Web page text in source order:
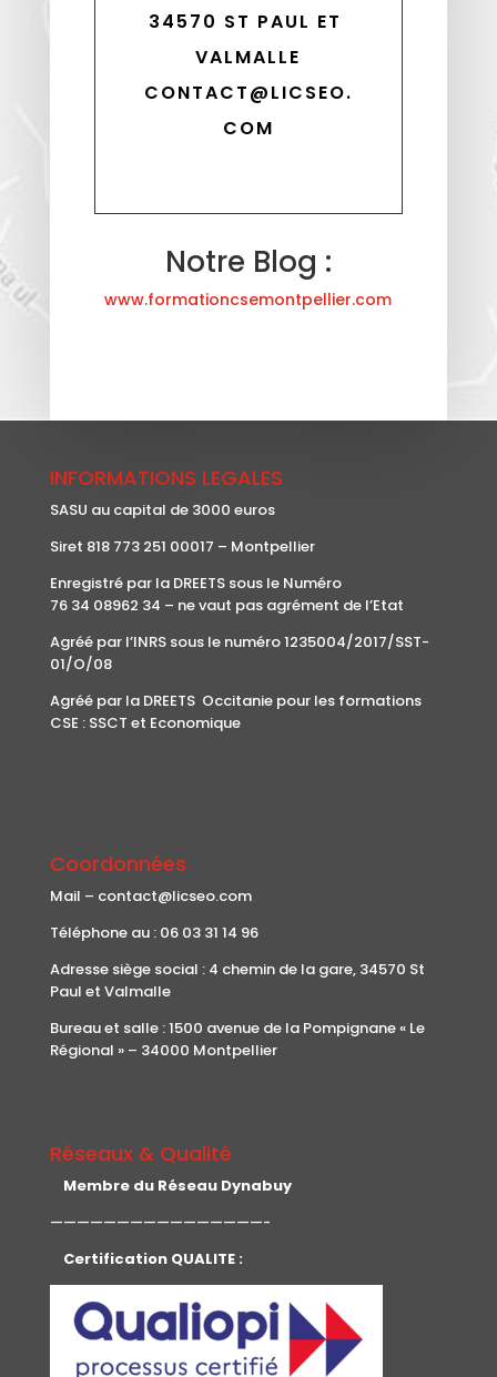
34570 ST PAUL ET
VALMALLE
CONTACT@LICSEO.
COM
Notre Blog :
www.formationcsemontpellier.com
INFORMATIONS LEGALES
SASU au capital de 3000 euros
Siret 818 773 251 00017 – Montpellier
Enregistré par la DREETS sous le Numéro
76 34 08962 34 – ne vaut pas agrément de l’Etat
Agréé par l’INRS sous le numéro 1235004/2017/SST-
01/O/08
Agréé par la DREETS Occitanie pour les formations
CSE : SSCT et Economique
Coordonnées
Mail – contact@licseo.com
Téléphone au : 06 03 31 14 96
Adresse siège social : 4 chemin de la gare, 34570 St
Paul et Valmalle
Bureau et salle : 1500 avenue de la Pompignane « Le
Régional » – 34000 Montpellier
Réseaux & Qualité
Membre du Réseau Dynabuy
————————————————-
Certification QUALITE :